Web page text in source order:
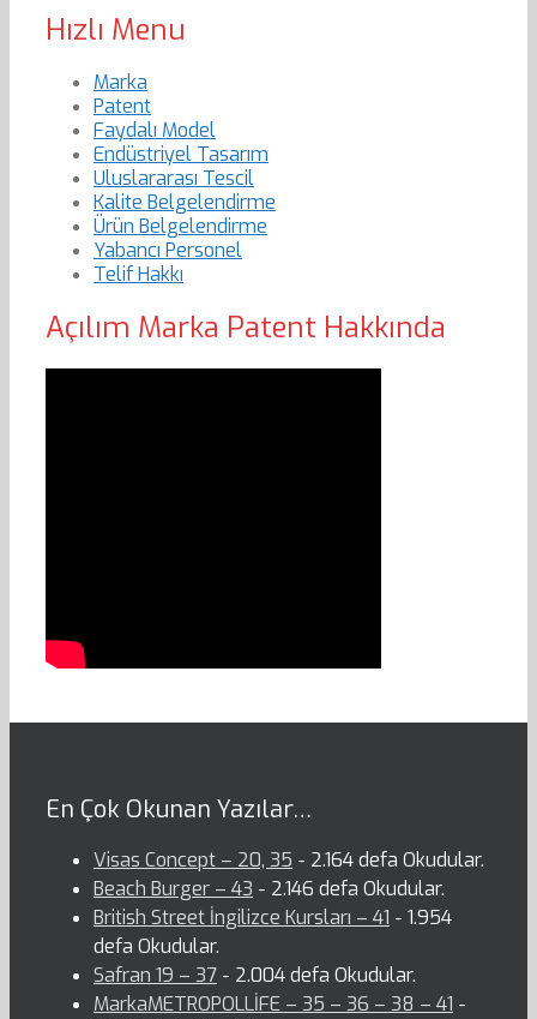
Hızlı Menu
Marka
Patent
Faydalı Model
Endüstriyel Tasarım
Uluslararası Tescil
Kalite Belgelendirme
Ürün Belgelendirme
Yabancı Personel
Telif Hakkı
Açılım Marka Patent Hakkında
En Çok Okunan Yazılar…
Visas Concept – 20, 35 - 2.164 defa Okudular.
Beach Burger – 43 - 2.146 defa Okudular.
British Street İngilizce Kursları – 41 - 1.954
defa Okudular.
Safran 19 – 37 - 2.004 defa Okudular.
MarkaMETROPOLLİFE – 35 – 36 – 38 – 41 -